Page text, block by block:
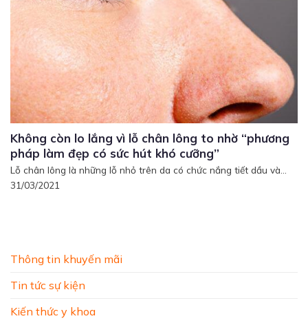
Thông tin khuyến mãi
Tin tức sự kiện
Kiến thức y khoa
Không còn lo lắng vì lỗ chân lông to nhờ “phương
pháp làm đẹp có sức hút khó cưỡng”
Lỗ chân lông là những lỗ nhỏ trên da có chức nắng tiết dầu và...
31/03/2021